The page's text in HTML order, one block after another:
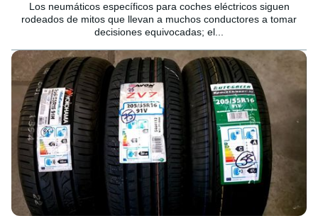
Los neumáticos específicos para coches eléctricos siguen
rodeados de mitos que llevan a muchos conductores a tomar
decisiones equivocadas; el...